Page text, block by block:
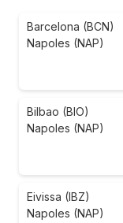
Barcelona (BCN)
Napoles (NAP)
Bilbao (BIO)
Napoles (NAP)
Eivissa (IBZ)
Napoles (NAP)